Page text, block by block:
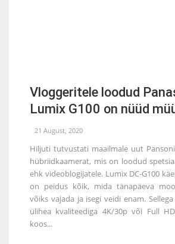
Vloggeritele loodud
Lumix G100 on nüüd
21 August, 2020
Hiljuti tutvustati maailmale uut
hübriidkaamerat, mis on loodud
ehk videoblogijatele. Lumix DC-G100
on peidus kõik, mida tänapäeva
võiks vajada ja isegi veidi enam.
ülihea kvaliteediga 4K/30p või Full
koos...